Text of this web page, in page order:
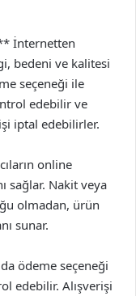
İnternetten
bedeni ve kalitesi
seçeneği ile
edebilir ve
iptal edebilirler.
online
sağlar. Nakit veya
olmadan, ürün
sunar.
ödeme seçeneği
edebilir. Alışverişi